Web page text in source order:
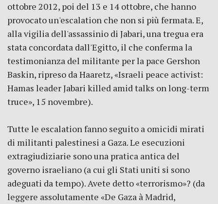
ottobre 2012, poi del 13 e 14 ottobre, che hanno
provocato un'escalation che non si più fermata. E,
alla vigilia dell'assassinio di Jabari, una tregua era
stata concordata dall'Egitto, il che conferma la
testimonianza del militante per la pace Gershon
Baskin, ripreso da Haaretz, «Israeli peace activist:
Hamas leader Jabari killed amid talks on long-term
truce», 15 novembre).
Tutte le escalation fanno seguito a omicidi mirati
di militanti palestinesi a Gaza. Le esecuzioni
extragiudiziarie sono una pratica antica del
governo israeliano (a cui gli Stati uniti si sono
adeguati da tempo). Avete detto «terrorismo»? (da
leggere assolutamente «De Gaza à Madrid,